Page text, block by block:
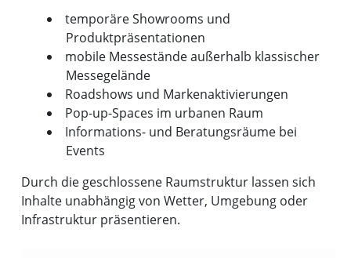
temporäre Showrooms und
Produktpräsentationen
mobile Messestände außerhalb klassischer
Messegelände
Roadshows und Markenaktivierungen
Pop-up-Spaces im urbanen Raum
Informations- und Beratungsräume bei
Events
Durch die geschlossene Raumstruktur lassen sich
Inhalte unabhängig von Wetter, Umgebung oder
Infrastruktur präsentieren.